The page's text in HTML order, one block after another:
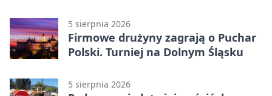
5 sierpnia 2026
Firmowe drużyny zagrają o Puchar
Polski. Turniej na Dolnym Śląsku
5 sierpnia 2026